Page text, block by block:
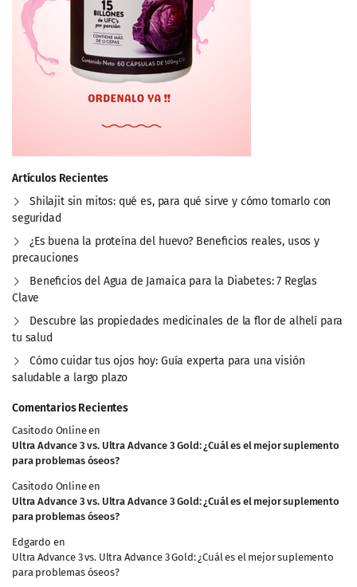
Artículos Recientes
Shilajit sin mitos: qué es, para qué sirve y cómo tomarlo con
seguridad
¿Es buena la proteína del huevo? Beneficios reales, usos y
precauciones
Beneficios del Agua de Jamaica para la Diabetes: 7 Reglas
Clave
Descubre las propiedades medicinales de la flor de alhelí para
tu salud
Cómo cuidar tus ojos hoy: Guía experta para una visión
saludable a largo plazo
Comentarios Recientes
Casitodo Onlineen
Ultra Advance 3 vs. Ultra Advance 3 Gold: ¿Cuál es el mejor suplemento
para problemas óseos?
Casitodo Onlineen
Ultra Advance 3 vs. Ultra Advance 3 Gold: ¿Cuál es el mejor suplemento
para problemas óseos?
Edgardo en
Ultra Advance 3 vs. Ultra Advance 3 Gold: ¿Cuál es el mejor suplemento
para problemas óseos?